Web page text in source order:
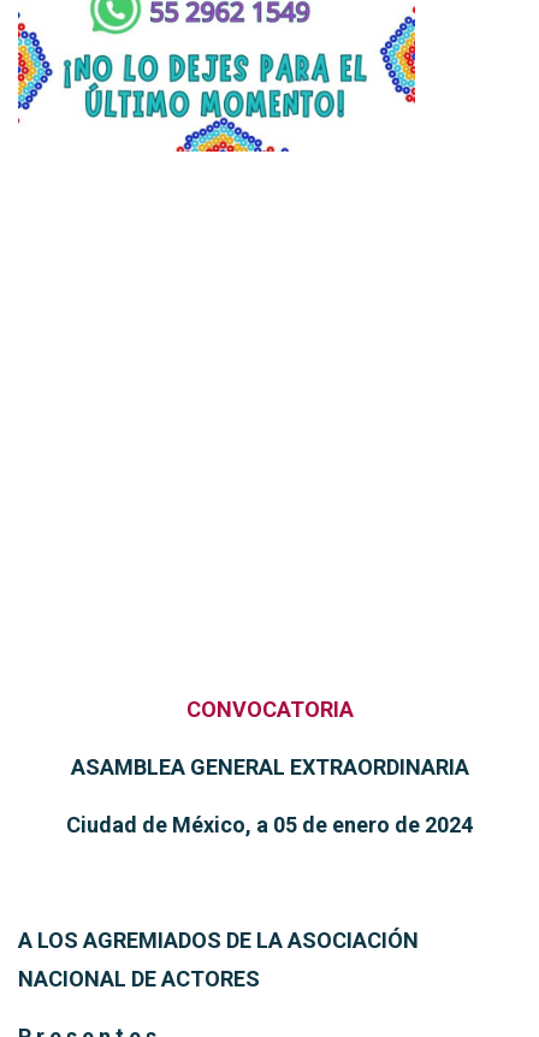
CONVOCATORIA
ASAMBLEA GENERAL EXTRAORDINARIA
Ciudad de México, a 05 de enero de 2024
A LOS AGREMIADOS DE LA ASOCIACIÓN
NACIONAL DE ACTORES